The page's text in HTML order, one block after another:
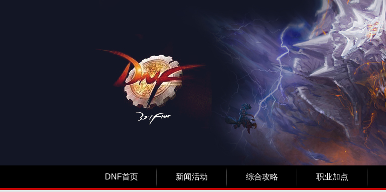
DNF首页 新闻活动 综合攻略 职业加点